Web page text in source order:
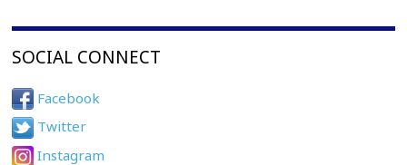
SOCIAL CONNECT
Facebook
Twitter
Instagram